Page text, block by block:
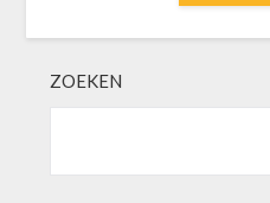
ZOEKEN